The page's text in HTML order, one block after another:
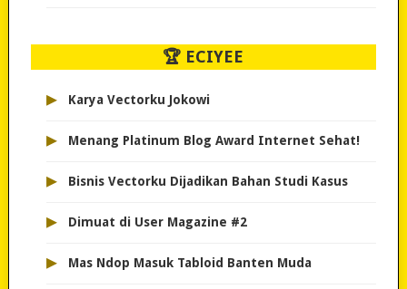
🏆 ECIYEE
▸ Karya Vectorku Jokowi
▸ Menang Platinum Blog Award Internet Sehat!
▸ Bisnis Vectorku Dijadikan Bahan Studi Kasus
▸ Dimuat di User Magazine #2
▸ Mas Ndop Masuk Tabloid Banten Muda